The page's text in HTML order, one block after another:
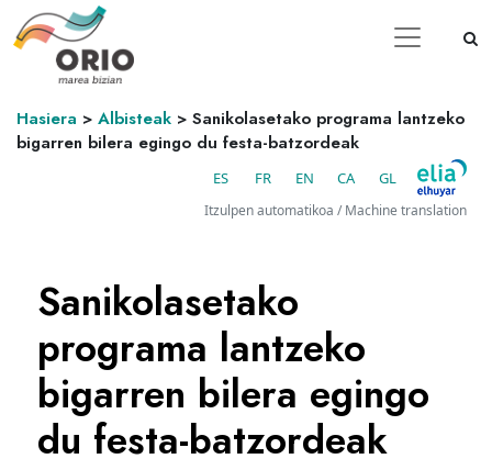
Hasiera > Albisteak > Sanikolasetako programa lantzeko
bigarren bilera egingo du festa-batzordeak
ES FR EN CA GL
Itzulpen automatikoa / Machine translation
Sanikolasetako
programa lantzeko
bigarren bilera egingo
du festa-batzordeak